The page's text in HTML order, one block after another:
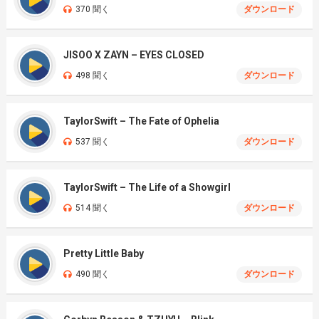
370 聞く ダウンロード
JISOO X ZAYN – EYES CLOSED
498 聞く ダウンロード
TaylorSwift – The Fate of Ophelia
537 聞く ダウンロード
TaylorSwift – The Life of a Showgirl
514 聞く ダウンロード
Pretty Little Baby
490 聞く ダウンロード